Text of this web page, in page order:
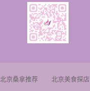
北京桑拿推荐 北京美食探店